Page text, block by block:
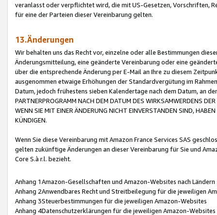
veranlasst oder verpflichtet wird, die mit US-Gesetzen, Vorschriften,
für eine der Parteien dieser Vereinbarung gelten.
13.Änderungen
Wir behalten uns das Recht vor, einzelne oder alle Bestimmungen
Änderungsmitteilung, eine geänderte Vereinbarung oder eine
über die entsprechende Änderung per E-Mail an Ihre zu diesem
ausgenommen etwaige Erhöhungen der Standardvergütung im
Datum, jedoch frühestens sieben Kalendertage nach dem Datum, an
PARTNERPROGRAMM NACH DEM DATUM DES WIRKSAMWERDENS
WENN SIE MIT EINER ÄNDERUNG NICHT EINVERSTANDEN SIND,
KÜNDIGEN.
Wenn Sie diese Vereinbarung mit Amazon France Services SAS
gelten zukünftige Änderungen an dieser Vereinbarung für Sie und
Core S.à r.l. bezieht.
Anhang 1Amazon-Gesellschaften und Amazon-Websites nach Ländern
Anhang 2Anwendbares Recht und Streitbeilegung für die jeweiligen
Anhang 3Steuerbestimmungen für die jeweiligen Amazon-Websites
Anhang 4Datenschutzerklärungen für die jeweiligen Amazon-Websites